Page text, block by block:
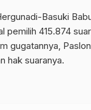
Basuki
pemilih 415.874
gugatannya,
hak suaranya.